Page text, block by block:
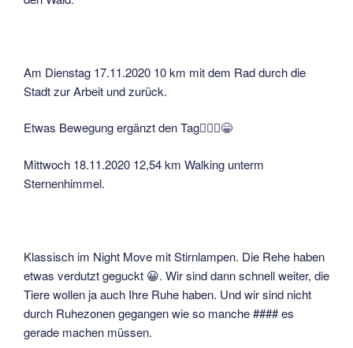
Am Dienstag 17.11.2020 10 km mit dem Rad durch die
Stadt zur Arbeit und zurück.
Etwas Bewegung ergänzt den Tag🏃🏻‍♂️😁
Mittwoch 18.11.2020 12,54 km Walking unterm
Sternenhimmel.
Klassisch im Night Move mit Stirnlampen. Die Rehe haben
etwas verdutzt geguckt 😀. Wir sind dann schnell weiter, die
Tiere wollen ja auch Ihre Ruhe haben. Und wir sind nicht
durch Ruhezonen gegangen wie so manche #### es
gerade machen müssen.